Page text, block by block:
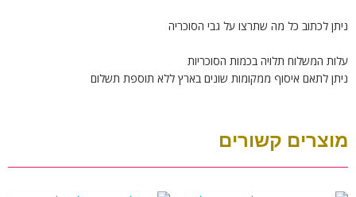
ניתן לכתוב כל מה שתרצו על גבי הסוכריה
עלות המשלוח תלויה בכמות הסוכריות
ניתן לתאם איסוף ממקומות שונים בארץ ללא תוספת תשלום
מוצרים קשורים